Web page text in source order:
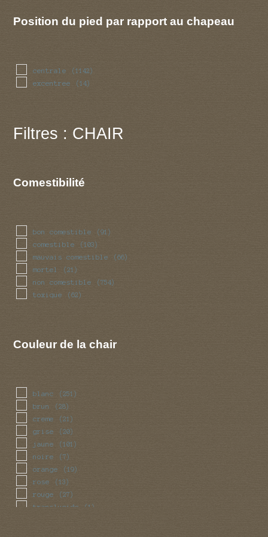
Position du pied par rapport au chapeau
centrale (1142)
excentree (14)
Filtres : CHAIR
Comestibilité
bon comestible (91)
comestible (103)
mauvais comestible (66)
mortel (21)
non comestible (754)
toxique (62)
Couleur de la chair
blanc (251)
brun (28)
creme (21)
grise (20)
jaune (101)
noire (7)
orange (19)
rose (13)
rouge (27)
translucide (1)